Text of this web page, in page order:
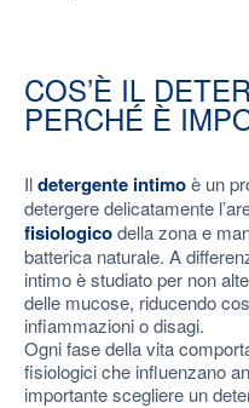
COS’È IL
PERCHÉ È
Ildetergente intimoè un
detergere delicatamente
fisiologicodella zona e
batterica naturale. A
intimo è studiato per non
delle mucose, riducendo
infiammazioni o disagi.
Ogni fase della vita
fisiologici che influenzano
importante scegliere un